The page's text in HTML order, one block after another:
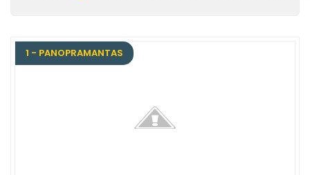
1 - PANOPRAMANTAS